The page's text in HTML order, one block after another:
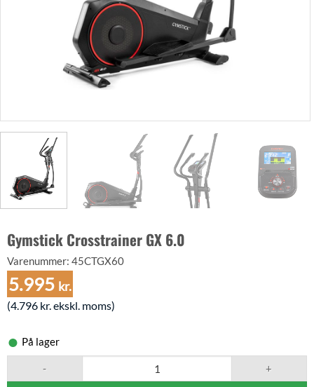
Gymstick Crosstrainer GX 6.0
Varenummer: 45CTGX60
5.995 kr.
(4.796 kr.ekskl. moms)
På lager